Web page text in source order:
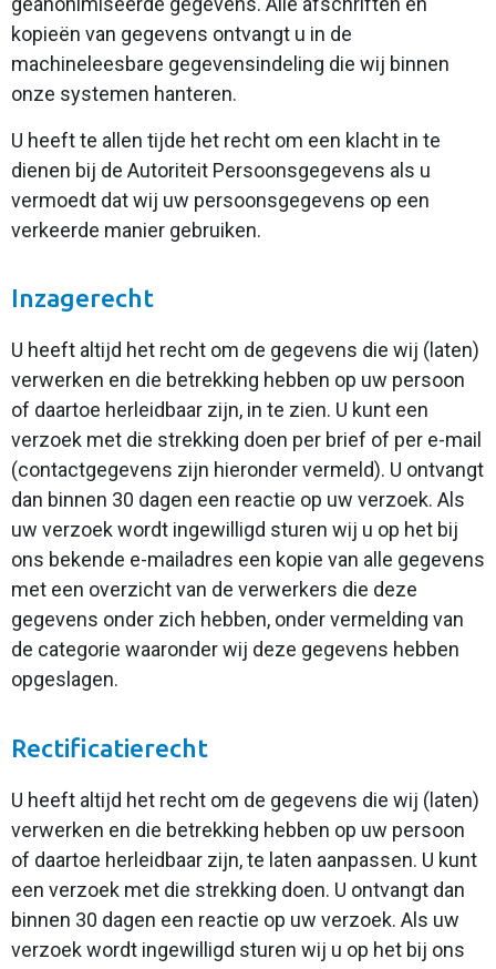
kopieën van gegevens ontvangt u in de
machineleesbare gegevensindeling die wij binnen
onze systemen hanteren.
U heeft te allen tijde het recht om een klacht in te
dienen bij de Autoriteit Persoonsgegevens als u
vermoedt dat wij uw persoonsgegevens op een
verkeerde manier gebruiken.
Inzagerecht
U heeft altijd het recht om de gegevens die wij (laten)
verwerken en die betrekking hebben op uw persoon
of daartoe herleidbaar zijn, in te zien. U kunt een
verzoek met die strekking doen per brief of per e-mail
(contactgegevens zijn hieronder vermeld). U ontvangt
dan binnen 30 dagen een reactie op uw verzoek. Als
uw verzoek wordt ingewilligd sturen wij u op het bij
ons bekende e-mailadres een kopie van alle gegevens
met een overzicht van de verwerkers die deze
gegevens onder zich hebben, onder vermelding van
de categorie waaronder wij deze gegevens hebben
opgeslagen.
Rectificatierecht
U heeft altijd het recht om de gegevens die wij (laten)
verwerken en die betrekking hebben op uw persoon
of daartoe herleidbaar zijn, te laten aanpassen. U kunt
een verzoek met die strekking doen. U ontvangt dan
binnen 30 dagen een reactie op uw verzoek. Als uw
verzoek wordt ingewilligd sturen wij u op het bij ons